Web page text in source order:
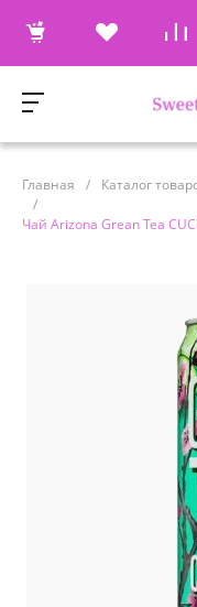
Главная / Каталог
/
Чай Arizona Grean Tea